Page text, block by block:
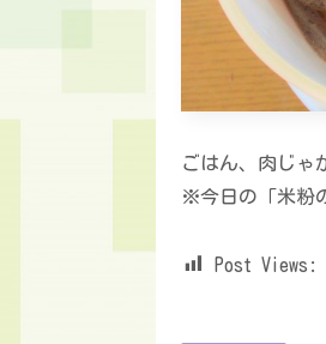
ごはん、肉じゃ
※今日の「米粉
Post Views: